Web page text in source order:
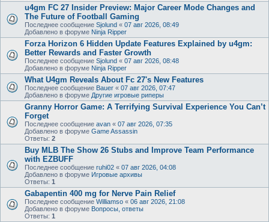
u4gm FC 27 Insider Preview: Major Career Mode Changes and
The Future of Football Gaming
Последнее сообщение Sjolund « 07 авг 2026, 08:49
Добавлено в форуме Ninja Ripper
Forza Horizon 6 Hidden Update Features Explained by u4gm:
Better Rewards and Faster Growth
Последнее сообщение Sjolund « 07 авг 2026, 08:48
Добавлено в форуме Ninja Ripper
What U4gm Reveals About Fc 27's New Features
Последнее сообщение Bauer « 07 авг 2026, 07:47
Добавлено в форуме Другие игровые риперы
Granny Horror Game: A Terrifying Survival Experience You Can’t
Forget
Последнее сообщение avan « 07 авг 2026, 07:35
Добавлено в форуме Game Assassin
Ответы: 2
Buy MLB The Show 26 Stubs and Improve Team Performance
with EZBUFF
Последнее сообщение ruhi02 « 07 авг 2026, 04:08
Добавлено в форуме Игровые архивы
Ответы: 1
Gabapentin 400 mg for Nerve Pain Relief
Последнее сообщение Williamso « 06 авг 2026, 21:08
Добавлено в форуме Вопросы, ответы
Ответы: 1